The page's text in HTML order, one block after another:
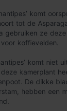
komt
tot de
gebruiken ze
koffievelden.
komt niet
kamerplant
De dikke
hebben een